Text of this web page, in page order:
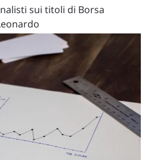
sui titoli di Borsa